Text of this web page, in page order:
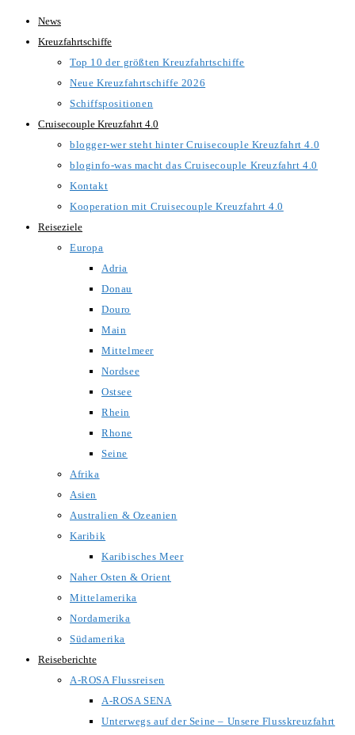
Zum
Inhalt
News
Kreuzfahrtschiffe
Top 10 der größten Kreuzfahrtschiffe
Neue Kreuzfahrtschiffe 2026
Schiffspositionen
Cruisecouple Kreuzfahrt 4.0
blogger-wer steht hinter Cruisecouple Kreuzfahrt 4.0
bloginfo-was macht das Cruisecouple Kreuzfahrt 4.0
Kontakt
Kooperation mit Cruisecouple Kreuzfahrt 4.0
Reiseziele
Europa
Adria
Donau
Douro
Main
Mittelmeer
Nordsee
Ostsee
Rhein
Rhone
Seine
Afrika
Asien
Australien & Ozeanien
Karibik
Karibisches Meer
Naher Osten & Orient
Mittelamerika
Nordamerika
Südamerika
Reiseberichte
A-ROSA Flussreisen
A-ROSA SENA
Unterwegs auf der Seine – Unsere Flusskreuzfahrt